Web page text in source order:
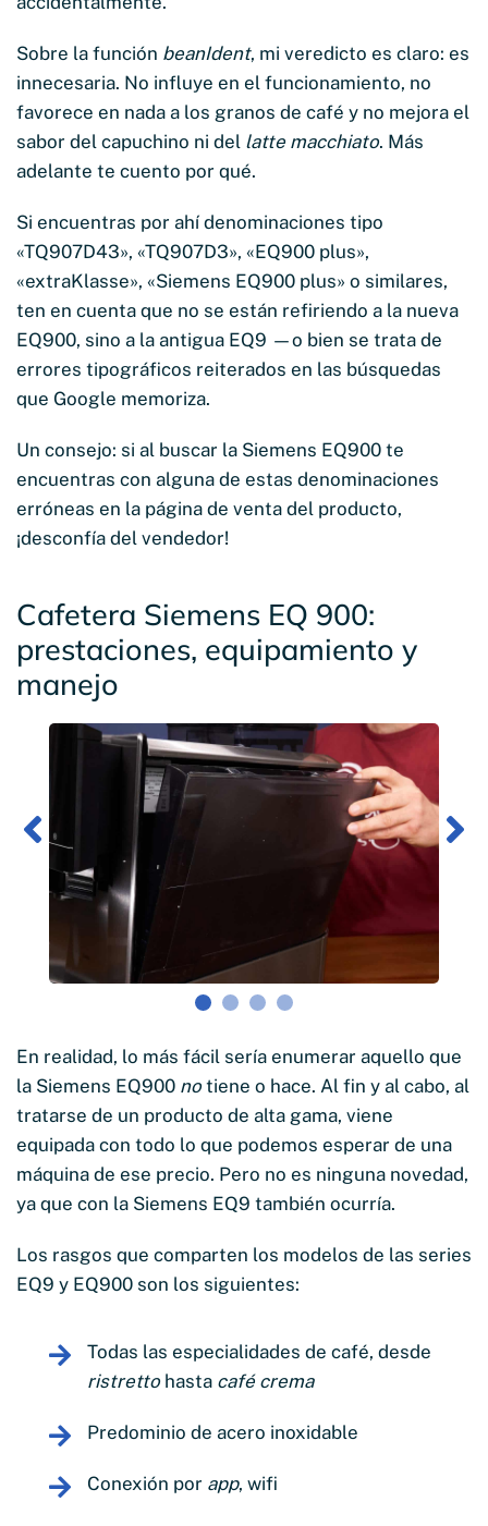
Sobre la función beanIdent, mi veredicto es claro: es
innecesaria. No influye en el funcionamiento, no
favorece en nada a los granos de café y no mejora el
sabor del capuchino ni del latte macchiato. Más
adelante te cuento por qué.
Si encuentras por ahí denominaciones tipo
«TQ907D43», «TQ907D3», «EQ900 plus»,
«extraKlasse», «Siemens EQ900 plus» o similares,
ten en cuenta que no se están refiriendo a la nueva
EQ900, sino a la antigua EQ9 —o bien se trata de
errores tipográficos reiterados en las búsquedas
que Google memoriza.
Un consejo: si al buscar la Siemens EQ900 te
encuentras con alguna de estas denominaciones
erróneas en la página de venta del producto,
¡desconfía del vendedor!
Cafetera Siemens EQ 900:
prestaciones, equipamiento y
manejo
En realidad, lo más fácil sería enumerar aquello que
la Siemens EQ900 notiene o hace. Al fin y al cabo, al
tratarse de un producto de alta gama, viene
equipada con todo lo que podemos esperar de una
máquina de ese precio. Pero no es ninguna novedad,
ya que con la Siemens EQ9 también ocurría.
Los rasgos que comparten los modelos de las series
EQ9 y EQ900 son los siguientes:
Todas las especialidades de café, desde
ristrettohasta café crema
Predominio de acero inoxidable
Conexión por app, wifi